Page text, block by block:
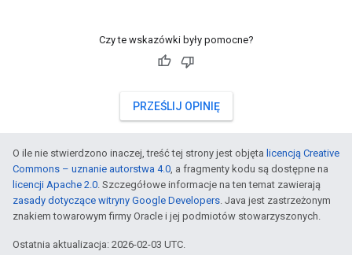
Czy te wskazówki były pomocne?
PRZEŚLIJ OPINIĘ
O ile nie stwierdzono inaczej, treść tej strony jest objęta licencją Creative
Commons – uznanie autorstwa 4.0, a fragmenty kodu są dostępne na
licencji Apache 2.0. Szczegółowe informacje na ten temat zawierają
zasady dotyczące witryny Google Developers. Java jest zastrzeżonym
znakiem towarowym firmy Oracle i jej podmiotów stowarzyszonych.
Ostatnia aktualizacja: 2026-02-03 UTC.